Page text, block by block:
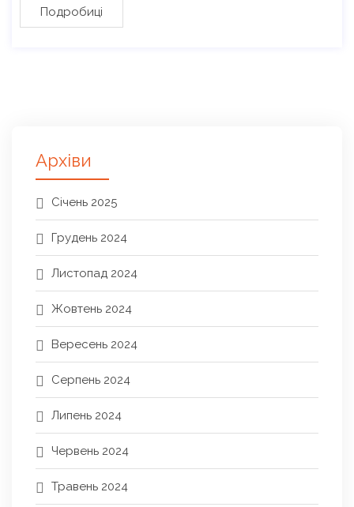
Подробиці
Архіви
Січень 2025
Грудень 2024
Листопад 2024
Жовтень 2024
Вересень 2024
Серпень 2024
Липень 2024
Червень 2024
Травень 2024